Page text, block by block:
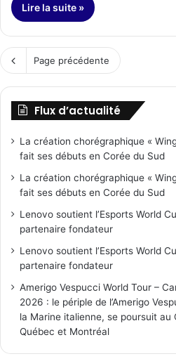
Lire la suite »
Page précédente
Flux d’actualité
La création chorégraphique «
fait ses débuts en Corée du Sud
La création chorégraphique «
fait ses débuts en Corée du Sud
Lenovo soutient l’Esports World
partenaire fondateur
Lenovo soutient l’Esports World
partenaire fondateur
Amerigo Vespucci World Tour –
2026 : le périple de l’Amerigo
la Marine italienne, se poursuit au
Québec et Montréal